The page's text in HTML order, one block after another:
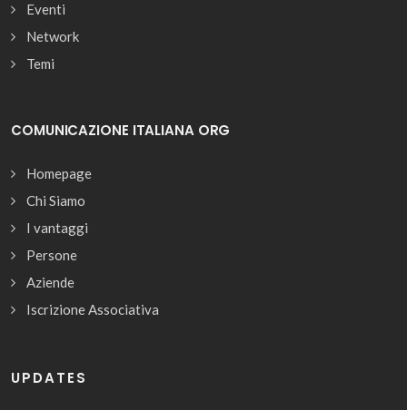
Eventi
Network
Temi
COMUNICAZIONE ITALIANA ORG
Homepage
Chi Siamo
I vantaggi
Persone
Aziende
Iscrizione Associativa
UPDATES